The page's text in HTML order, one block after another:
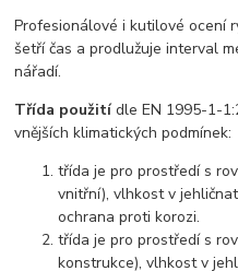
Profesionálové i kutilové ocení
šetří čas a prodlužuje interval
nářadí.
Třída použitídle EN 1995-1-
vnějších klimatických podmínek:
třída je pro prostředí s
vnitřní), vlhkost v
ochrana proti korozi.
třída je pro prostředí s
konstrukce), vlhkost v